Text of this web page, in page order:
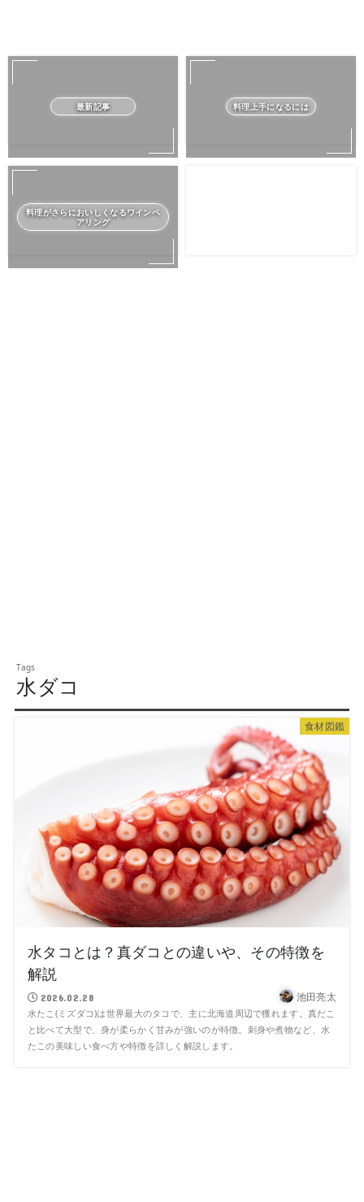
最新記事 料理上手になるには
料理がさらにおいしくなるワインペ
アリング
水ダコ
食材図鑑
水タコとは？真ダコとの違いや、その特徴を
解説
2026.02.28 池田亮太
水たこ(ミズダコ)は世界最大のタコで、主に北海道周辺で獲れます。真だこ
と比べて大型で、身が柔らかく甘みが強いのが特徴。刺身や煮物など、水
たこの美味しい食べ方や特徴を詳しく解説します。